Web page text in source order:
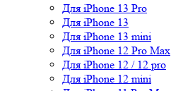
Для iPhone 13 Pro
Для iPhone 13
Для iPhone 13 mini
Для iPhone 12 Pro Max
Для iPhone 12 / 12 pro
Для iPhone 12 mini